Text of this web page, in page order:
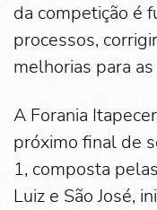
da competição é
processos,
melhorias para
A Forania
próximo final de
1, composta
Luiz e São José,